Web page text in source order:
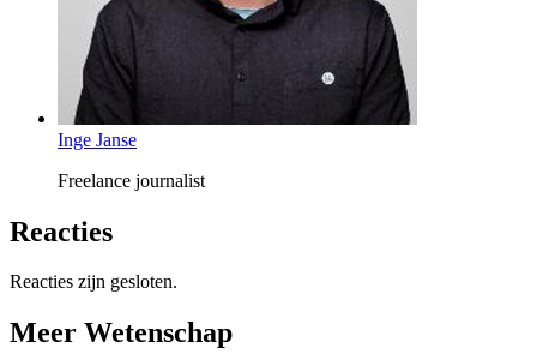
Inge Janse
Freelance journalist
Reacties
Reacties zijn gesloten.
Meer Wetenschap